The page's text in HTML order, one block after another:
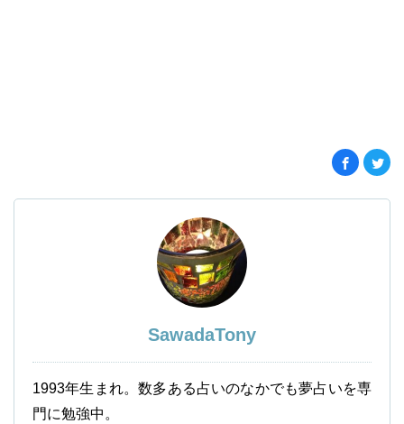
SawadaTony
1993年生まれ。数多ある占いのなかでも夢占いを専
門に勉強中。